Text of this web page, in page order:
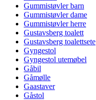
Gummistøvler barn
Gummistøvler dame
Gummistøvler herre
Gustavsberg toalett
Gustavsberg toalettsete
Gyngestol
Gyngestol utemøbel
Gåbil
Gåmølle
Gaastaver
Gåstol